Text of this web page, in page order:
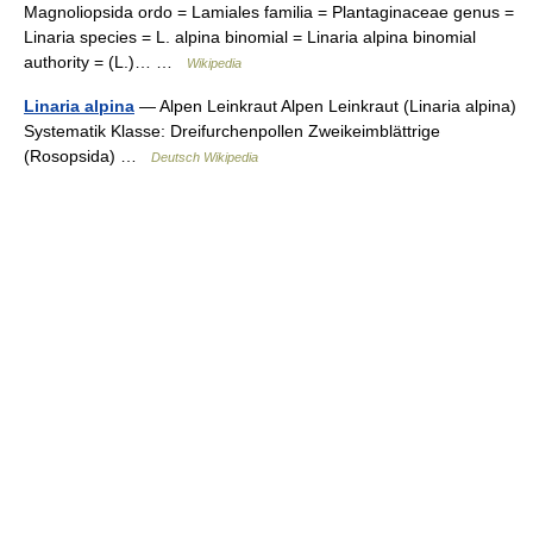
Magnoliopsida ordo = Lamiales familia = Plantaginaceae genus =
Linaria species = L. alpina binomial = Linaria alpina binomial
authority = (L.)… …
Wikipedia
Linaria alpina — Alpen Leinkraut Alpen Leinkraut (Linaria alpina)
Systematik Klasse: Dreifurchenpollen Zweikeimblättrige
(Rosopsida) …
Deutsch Wikipedia